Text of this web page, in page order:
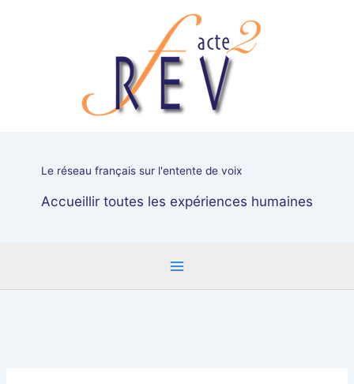
Le réseau français sur l'entente de voix
Accueillir toutes les expériences humaines